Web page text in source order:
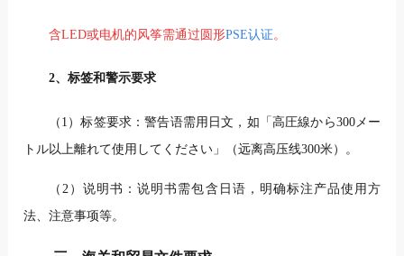
含LED或电机的风筝需通过圆形PSE认证 。
2、标签和警示要求
（1）标签要求：警告语需用日文，如「高圧線から300メー
トル以上離れて使用してください」（远离高压线300米）。
（2）说明书：说明书需包含日语，明确标注产品使用方
法、注意事项等。